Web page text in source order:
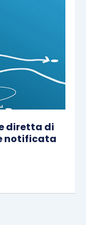
diretta di
notificata